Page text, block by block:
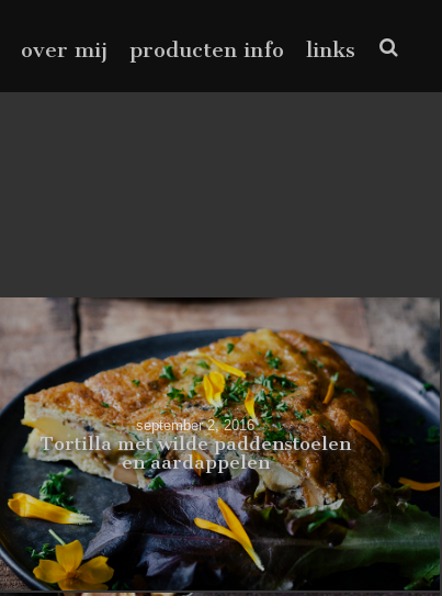
over mij producten info links
september 2, 2016
Tortilla met wilde paddenstoelen
en aardappelen